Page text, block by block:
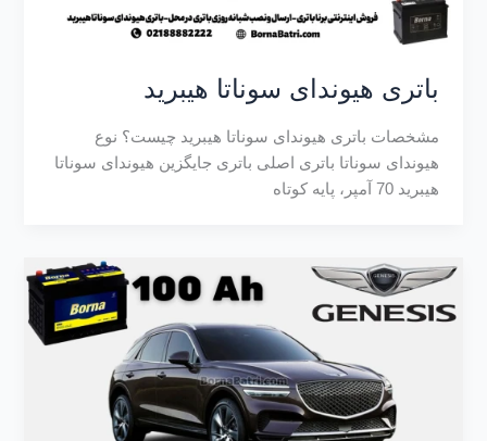
باتری هیوندای سوناتا هیبرید
مشخصات باتری هیوندای سوناتا هیبرید چیست؟ نوع
هیوندای سوناتا باتری اصلی باتری جایگزین هیوندای سوناتا
هیبرید 70 آمپر، پایه کوتاه